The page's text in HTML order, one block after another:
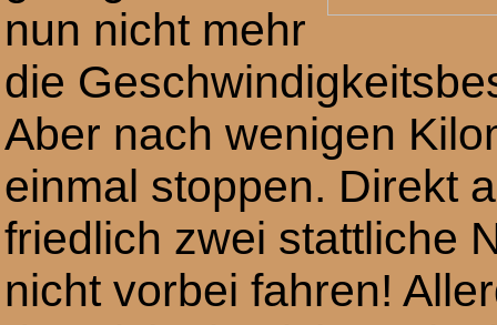
nun nicht mehr
die
Aber nach wenigen
einmal stoppen. Direkt
friedlich zwei stattliche
nicht vorbei fahren!